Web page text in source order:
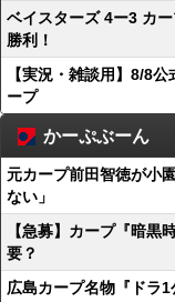
ベイスターズ 4ー3 カ
勝利！
【実況・雑談用】8/8
ープ
かーぷぶーん
元カープ前田智徳が小
ない」
【急募】カープ『暗黒
要？
広島カープ名物『ドラ